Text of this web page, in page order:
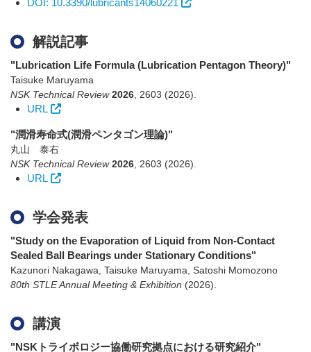
DOI: 10.3390/lubricants14060221
解説記事
"Lubrication Life Formula (Lubrication Pentagon Theory)"
Taisuke Maruyama
NSK Technical Review 2026 2603 (2026)
URL
"潤滑寿命式(潤滑ペンタゴン理論)"
丸山 泰右
NSK Technical Review 2026 2603 (2026)
URL
学会発表
"Study on the Evaporation of Liquid from Non-Contact
Sealed Ball Bearings under Stationary Conditions"
Kazunori Nakagawa, Taisuke Maruyama, Satoshi Momozono
80th STLE Annual Meeting & Exhibition (2026)
講演
"NSKトライボロジー協働研究拠点における研究紹介"